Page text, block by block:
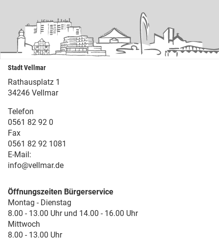
Stadt Vellmar
Rathausplatz 1
34246 Vellmar
Telefon
0561 82 92 0
Fax
0561 82 92 1081
E-Mail:
info@vellmar.de
Öffnungszeiten Bürgerservice
Montag - Dienstag
8.00 - 13.00 Uhr und 14.00 - 16.00 Uhr
Mittwoch
8.00 - 13.00 Uhr